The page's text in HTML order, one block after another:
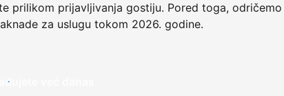
prilikom prijavljivanja gostiju. Pored toga, odričemo
za uslugu tokom 2026. godine.
već danas